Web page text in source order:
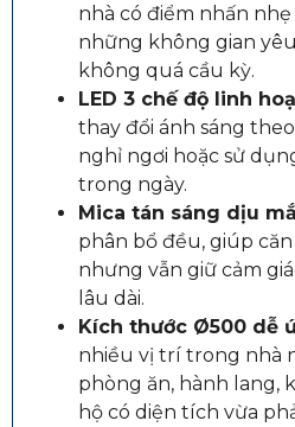
nhà có điểm nhấn
những không gian
không quá cầu kỳ.
LED 3 chế độ linh
thay đổi ánh sáng
nghỉ ngơi hoặc sử
trong ngày.
Mica tán sáng dịu
phân bổ đều, giúp
nhưng vẫn giữ cảm
lâu dài.
Kích thước Ø500 dễ
nhiều vị trí trong nhà
phòng ăn, hành lang,
hộ có diện tích vừa